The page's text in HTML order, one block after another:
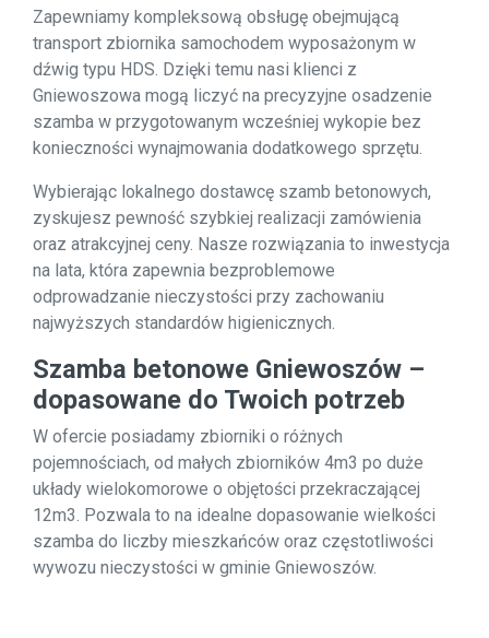
Zapewniamy kompleksową obsługę obejmującą
transport zbiornika samochodem wyposażonym w
dźwig typu HDS. Dzięki temu nasi klienci z
Gniewoszowa mogą liczyć na precyzyjne osadzenie
szamba w przygotowanym wcześniej wykopie bez
konieczności wynajmowania dodatkowego sprzętu.
Wybierając lokalnego dostawcę szamb betonowych,
zyskujesz pewność szybkiej realizacji zamówienia
oraz atrakcyjnej ceny. Nasze rozwiązania to inwestycja
na lata, która zapewnia bezproblemowe
odprowadzanie nieczystości przy zachowaniu
najwyższych standardów higienicznych.
Szamba betonowe Gniewoszów –
dopasowane do Twoich potrzeb
W ofercie posiadamy zbiorniki o różnych
pojemnościach, od małych zbiorników 4m3 po duże
układy wielokomorowe o objętości przekraczającej
12m3. Pozwala to na idealne dopasowanie wielkości
szamba do liczby mieszkańców oraz częstotliwości
wywozu nieczystości w gminie Gniewoszów.